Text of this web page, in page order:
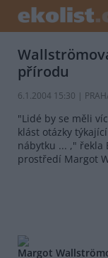
přírodu
6.1.2004 15:30 |
"Lidé by se měli
klást otázky
nábytku ... ," řekla
prostředí Margot
Margot